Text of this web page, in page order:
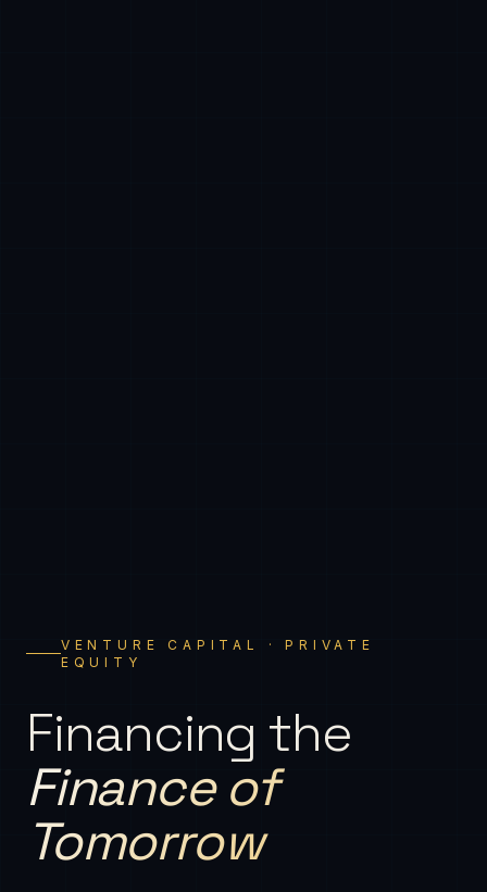
VENTURE CAPITAL · PRIVATE
EQUITY
Financing the
Finance of
Tomorrow